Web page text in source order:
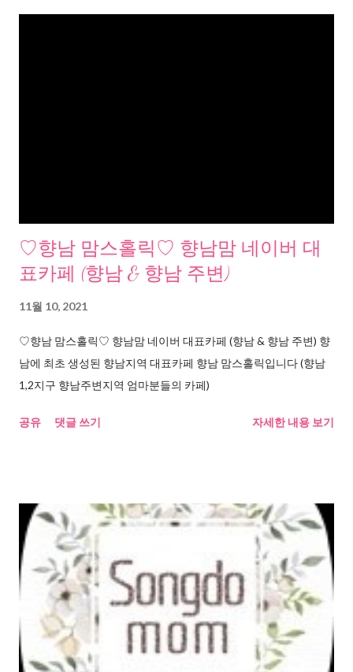
♡향남 맘스홀릭♡ 향남맘 네이버 대
표카페 (향남 & 향남 주변)
11월 10, 2021
♡향남 맘스홀릭♡ 향남맘 네이버 대표카페 (향남 & 향남 주변) 향
남에 최초 생성된 향남지역 대표카페 향남 맘스홀릭입니다 (향남
1,2지구 향남주변지역 엄마분들의 카페)
공유 댓글 쓰기 자세한 내용 보기